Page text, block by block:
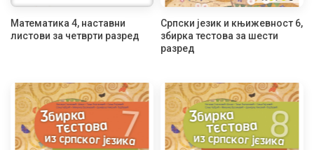
Математика 4, наставни
листови за четврти разред
Српски језик и књижевност 6,
збирка тестова за шести
разред